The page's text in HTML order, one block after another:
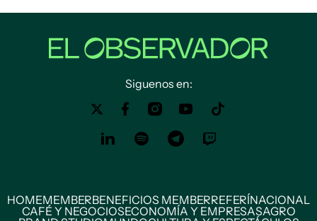
Siguenos en:
HOMEMEMBERBENEFICIOS MEMBERREFERÍNACIONAL
CAFÉ Y NEGOCIOSECONOMÍA Y EMPRESASAGRO